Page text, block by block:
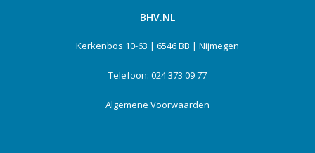
BHV.NL
Kerkenbos 10-63 | 6546 BB | Nijmegen
Telefoon: 024 373 09 77
Algemene Voorwaarden